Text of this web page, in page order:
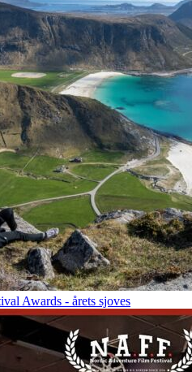
Awards - årets sjoves